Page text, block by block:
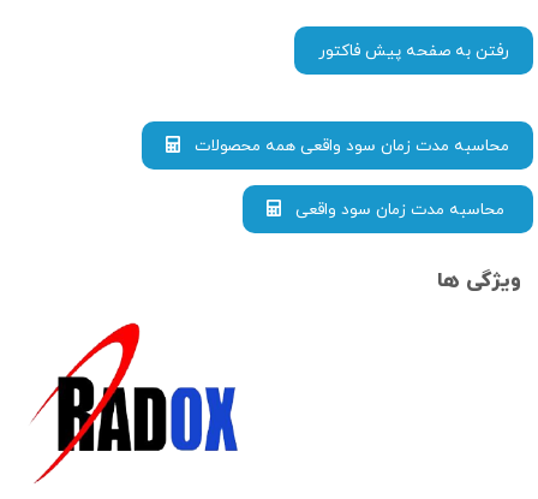
رفتن به صفحه پیش فاکتور
محاسبه مدت زمان سود واقعی همه محصولات
ویژگی ها